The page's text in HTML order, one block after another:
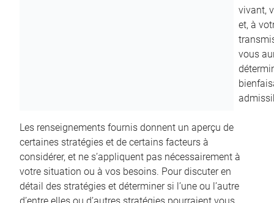
vivant,
et, à
vous
Les renseignements fournis donnent un aperçu de
certaines stratégies et de certains facteurs à
considérer, et ne s’appliquent pas nécessairement à
votre situation ou à vos besoins. Pour discuter en
détail des stratégies et déterminer si l’une ou l’autre
d’entre elles ou d’autres stratégies pourraient vous